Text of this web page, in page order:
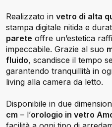
Realizzato in vetro di alta
stampa digitale nitida e
parete offre un’estetica
impeccabile. Grazie al suo
fluido, scandisce il tempo
garantendo tranquillità in
living alla camera da letto.
Disponibile in due
cm – l’orologio in vetro